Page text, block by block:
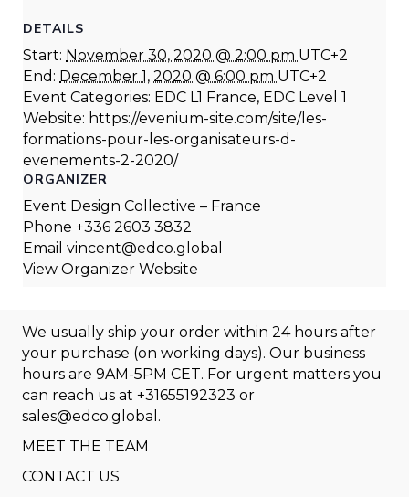
DETAILS
Start: November 30, 2020 @ 2:00 pm UTC+2
End: December 1, 2020 @ 6:00 pm UTC+2
Event Categories: EDC L1 France, EDC Level 1
Website: https://evenium-site.com/site/les-
formations-pour-les-organisateurs-d-
evenements-2-2020/
ORGANIZER
Event Design Collective – France
Phone +336 2603 3832
Email vincent@edco.global
View Organizer Website
We usually ship your order within 24 hours after
your purchase (on working days). Our business
hours are 9AM-5PM CET. For urgent matters you
can reach us at +31655192323 or
sales@edco.global .
MEET THE TEAM
CONTACT US